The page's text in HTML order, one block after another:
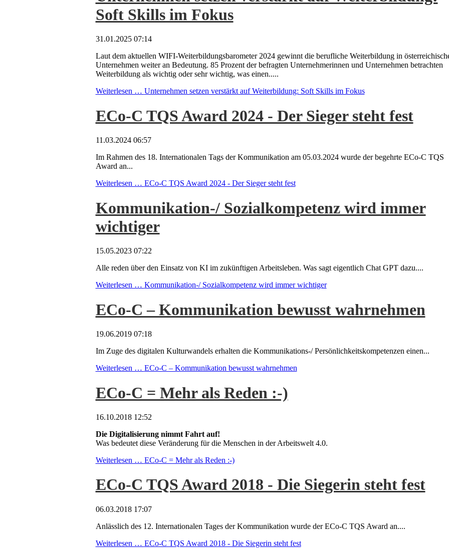
Soft Skills im Fokus
31.01.2025 07:14
Laut dem aktuellen WIFI-Weiterbildungsbarometer 2024 gewinnt die berufliche Weiterbildung in
Unternehmen weiter an Bedeutung. 85 Prozent der befragten Unternehmerinnen und Unternehmen betrachten
Weiterbildung als wichtig oder sehr wichtig, was einen.....
Weiterlesen … Unternehmen setzen verstärkt auf Weiterbildung: Soft Skills im Fokus
ECo-C TQS Award 2024 - Der Sieger steht fest
11.03.2024 06:57
Im Rahmen des 18. Internationalen Tags der Kommunikation am 05.03.2024 wurde der begehrte ECo-C TQS
Award an...
Weiterlesen … ECo-C TQS Award 2024 - Der Sieger steht fest
Kommunikation-/ Sozialkompetenz wird immer
wichtiger
15.05.2023 07:22
Alle reden über den Einsatz von KI im zukünftigen Arbeitsleben. Was sagt eigentlich Chat GPT dazu....
Weiterlesen … Kommunikation-/ Sozialkompetenz wird immer wichtiger
ECo-C – Kommunikation bewusst wahrnehmen
19.06.2019 07:18
Im Zuge des digitalen Kulturwandels erhalten die Kommunikations-/ Persönlichkeitskompetenzen einen...
Weiterlesen … ECo-C – Kommunikation bewusst wahrnehmen
ECo-C = Mehr als Reden :-)
16.10.2018 12:52
Die Digitalisierung nimmt Fahrt auf!
Was bedeutet diese Veränderung für die Menschen in der Arbeitswelt 4.0.
Weiterlesen … ECo-C = Mehr als Reden :-)
ECo-C TQS Award 2018 - Die Siegerin steht fest
06.03.2018 17:07
Anlässlich des 12. Internationalen Tages der Kommunikation wurde der ECo-C TQS Award an....
Weiterlesen … ECo-C TQS Award 2018 - Die Siegerin steht fest